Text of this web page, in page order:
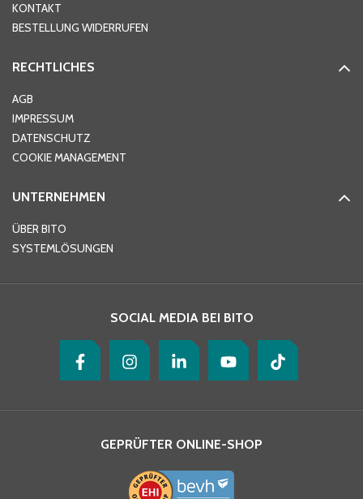
KONTAKT
BESTELLUNG WIDERRUFEN
RECHTLICHES
AGB
IMPRESSUM
DATENSCHUTZ
COOKIE MANAGEMENT
UNTERNEHMEN
ÜBER BITO
SYSTEMLÖSUNGEN
SOCIAL MEDIA BEI BITO
GEPRÜFTER ONLINE-SHOP